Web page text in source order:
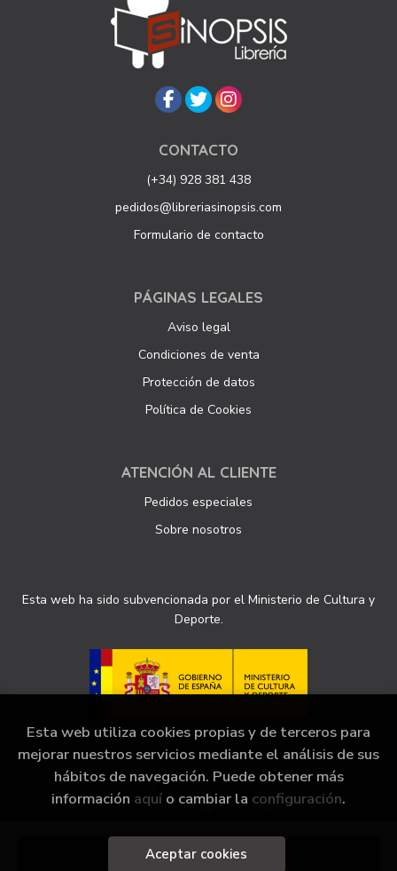
Añadir a mi cesta
CONTACTO
(+34) 928 381 438
pedidos@libreriasinopsis.com
Formulario de contacto
PÁGINAS LEGALES
Aviso legal
Condiciones de venta
Protección de datos
Política de Cookies
ATENCIÓN AL CLIENTE
Pedidos especiales
Sobre nosotros
Esta web ha sido subvencionada por el Ministerio de Cultura y
Deporte.
2026 © Librería Sinopsis . Todos los Derechos
Reservados |Grupo Trevenque
Esta web utiliza cookies propias y de terceros para
mejorar nuestros servicios mediante el análisis de sus
hábitos de navegación. Puede obtener más
información aquí o cambiar la configuración.
Aceptar cookies